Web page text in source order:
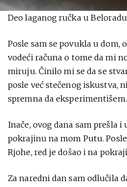
Deo laganog ručka u Beloradu
Posle sam se povukla u dom,
vodeći računa o tome da mi
miruju. Činilo mi se da se
posle već stečenog iskustva,
spremna da eksperimentišem.
Inače, ovog dana sam prešla
pokrajinu na mom Putu.
Rjohe, red je došao i na
Za naredni dan sam odlučila